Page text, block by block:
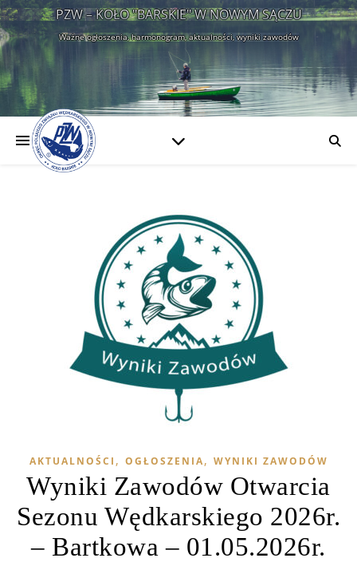
PZW – KOŁO "BARSKIE" W NOWYM SĄCZU
Ważne ogłoszenia, harmonogram, aktualności, wyniki zawodów
AKTUALNOŚCI , OGŁOSZENIA, WYNIKI ZAWODÓW
Wyniki Zawodów Otwarcia
Sezonu Wędkarskiego 2026r.
– Bartkowa – 01.05.2026r.